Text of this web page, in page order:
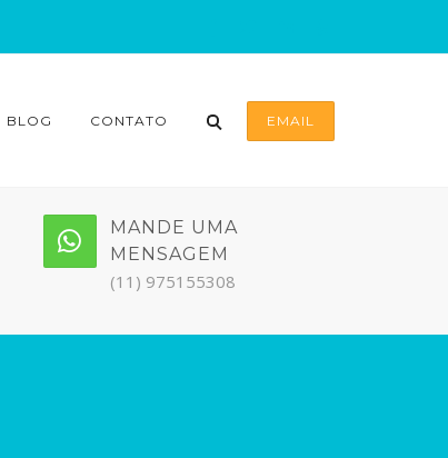
BLOG CONTATO EMAIL
MANDE UMA
MENSAGEM
(11) 975155308